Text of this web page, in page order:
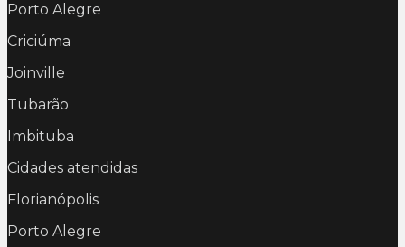
Porto Alegre
Criciúma
Joinville
Tubarão
Imbituba
Cidades atendidas
Florianópolis
Porto Alegre